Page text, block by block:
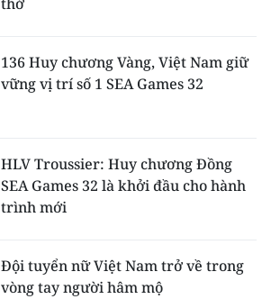
136 Huy chương Vàng, Việt Nam giữ
vững vị trí số 1 SEA Games 32
HLV Troussier: Huy chương Đồng
SEA Games 32 là khởi đầu cho hành
trình mới
Đội tuyển nữ Việt Nam trở về trong
vòng tay người hâm mộ